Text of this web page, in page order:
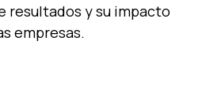
resultados y su impacto
empresas.